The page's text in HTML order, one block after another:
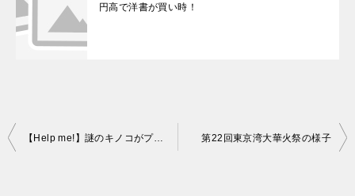
円高で洋書が買い時！
投
【Help me!】謎のキノコがプランターに出現…！ 第22回東京湾大華火祭の様子